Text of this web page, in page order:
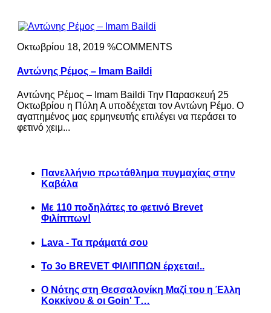
Οκτωβρίου 18, 2019 %COMMENTS
Αντώνης Ρέμος – Imam Baildi
Αντώνης Ρέμος – Imam Baildi Την Παρασκευή 25
Οκτωβρίου η Πύλη Α υποδέχεται τον Αντώνη Ρέμο. Ο
αγαπημένος μας ερμηνευτής επιλέγει να περάσει το
φετινό χειμ...
Πανελλήνιο πρωτάθλημα πυγμαχίας στην
Καβάλα
Με 110 ποδηλάτες το φετινό Brevet
Φιλίππων!
Lava - Τα πράματά σου
Το 3ο BREVET ΦΙΛΙΠΠΩΝ έρχεται!..
Ο Νότης στη Θεσσαλονίκη Μαζί του η Έλλη
Κοκκίνου & οι Goin' T…